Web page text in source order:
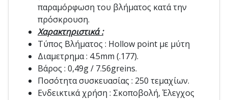
παραμόρφωση του βλήματος κατά την
πρόσκρουση.
Χαρακτηριστικά :
Τύπος Βλήματος : Hollow point με μύτη
Διαμετρημα : 4.5mm (.177).
Βάρος : 0,49g / 7.56greins.
Ποσότητα συσκευασίας : 250 τεμαχίων.
Ενδεικτικά χρήση : Σκοποβολή, Έλεγχος